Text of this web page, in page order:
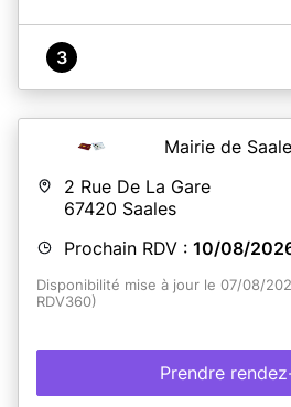
3
Mairie de
2 Rue De La Gare
67420 Saales
Prochain RDV : 10/08/
Disponibilité mise à jour le 07/08/
RDV360)
Prendre